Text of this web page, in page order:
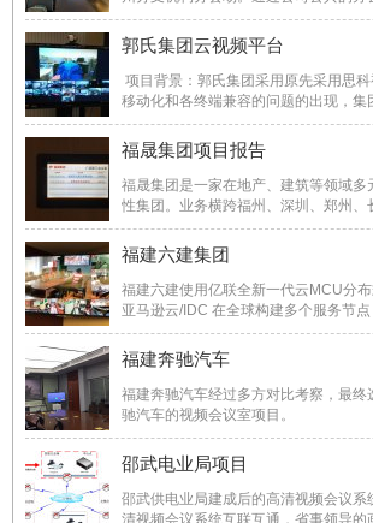
司整体的视频会议系统，方便公司之间
会议的召开，节约公司的成本、提高公
信息化办公环境等。凯景集团采用宝利
郭氏集团云视频平台
项目背景：郭氏集团采用原先采用思
移动化和各终端兼容的问题的出现，集
接入方式。从2018年起，通过福建鼎
集团视频会议有很大的改善。我们利用
议终端，在不对网络做任何变更、不改
福晟集团项目报告
福晟集团是一家在地产、建筑等领域多
性集团。业务横跨福州、深圳、郑州、
州、宁德、厦门、广州、佛山、中山、
都、珠海、湖州等省市，拥有福建福晟
深圳福晟集团等百余家下属子公司，现
福建六建集团
福建六建使用亿联全新一代云MCU分
亚马逊云/IDC 在全球构建多个服务节
极好的扩展性能；功能丰富，支持全编
及大容量会议，支持会议预约与即时会
部署、易维护，稳定可靠安全，适用于
福建奔驰汽车
福建奔驰汽车经过多方对比考察，最终
驰汽车的视频会议室项目。
邵武电业局项目
邵武供电业局建成后的高清视频会议系
清视频会议系统互联互通，省事领导的